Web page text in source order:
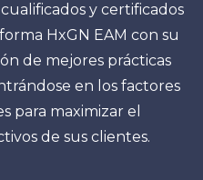
y certificados
HxGN EAM con su
de mejores prácticas
en los factores
para maximizar el
de sus clientes.